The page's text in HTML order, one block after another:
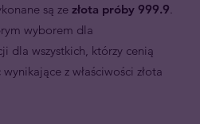
są ze złota próby 999.9.
wyborem dla
dla wszystkich, którzy cenią
z właściwości złota